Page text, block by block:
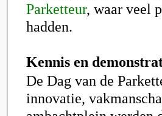
Parketteur, waar veel
hadden.
Kennis en
De Dag van de
innovatie,